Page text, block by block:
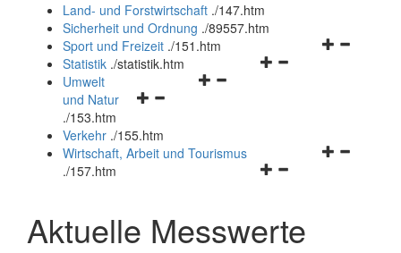
und
schließen
Land- und Forstwirtschaft ./147.htm
Sicherheit und Ordnung ./89557.htm
Navigationsmenü
Sport und Freizeit ./151.htm
Navigationsmenü
Statistik ./statistik.htm
Navigationsmenü
und
schließen
Umwelt
und Natur
./153.htm
Verkehr ./155.htm
Navigationsmenü
schließen
Wirtschaft, Arbeit und Tourismus
./157.htm
Aktuelle Messwerte